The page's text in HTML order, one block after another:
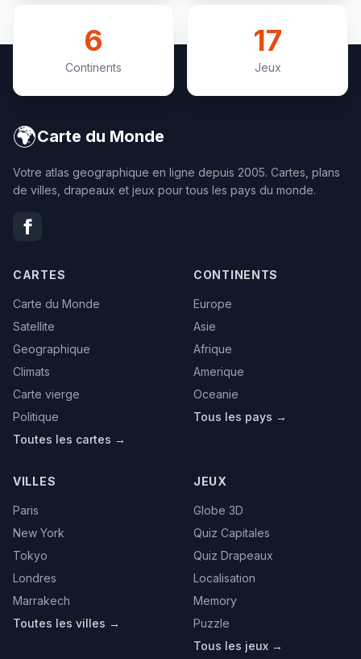
6
Continents
17
Jeux
🌍Carte du Monde
Votre atlas geographique en ligne depuis 2005. Cartes, plans
de villes, drapeaux et jeux pour tous les pays du monde.
CARTES
Carte du Monde
Satellite
Geographique
Climats
Carte vierge
Politique
Toutes les cartes →
CONTINENTS
Europe
Asie
Afrique
Amerique
Oceanie
Tous les pays →
VILLES
Paris
New York
Tokyo
Londres
Marrakech
Toutes les villes →
JEUX
Globe 3D
Quiz Capitales
Quiz Drapeaux
Localisation
Memory
Puzzle
Tous les jeux →